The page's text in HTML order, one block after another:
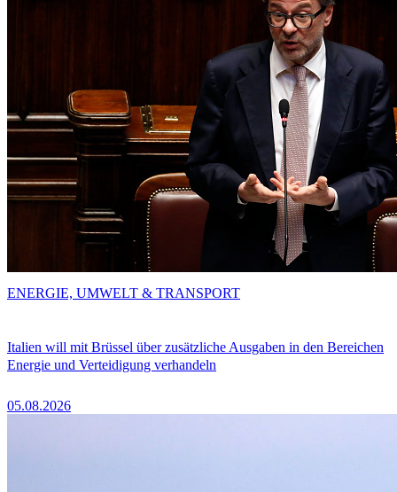
Italien will mit Brüssel über zusätzliche Ausgaben in den Bereichen
Energie und Verteidigung verhandeln
05.08.2026
ENERGIE, UMWELT & TRANSPORT